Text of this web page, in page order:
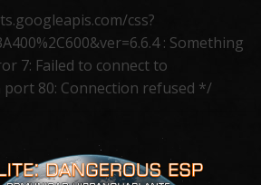
css?
: Something
7: Failed to connect to
80: Connection refused */